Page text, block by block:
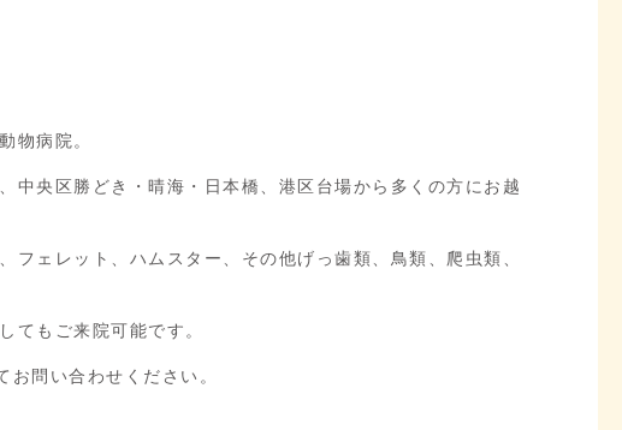
物病院。
中央区勝どき・晴海・日本橋、港区台場から多くの方にお越
ェレット、ハムスター、その他げっ歯類、鳥類、爬虫類、
てもご来院可能です。
お問い合わせください。